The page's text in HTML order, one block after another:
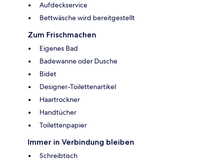
Aufdeckservice
Bettwäsche wird bereitgestellt
Zum Frischmachen
Eigenes Bad
Badewanne oder Dusche
Bidet
Designer-Toilettenartikel
Haartrockner
Handtücher
Toilettenpapier
Immer in Verbindung bleiben
Schreibtisch